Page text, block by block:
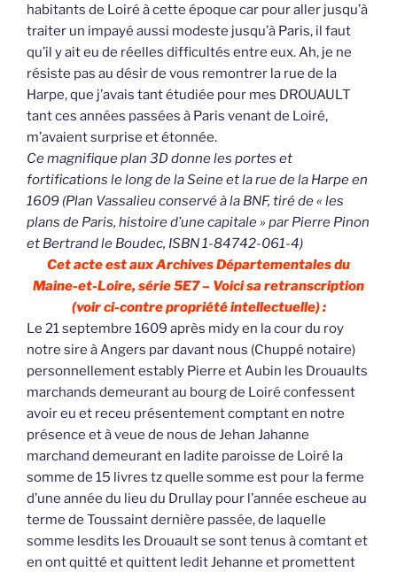
habitants de Loiré à cette époque car pour aller jusqu’à
traiter un impayé aussi modeste jusqu’à Paris, il faut
qu’il y ait eu de réelles difficultés entre eux. Ah, je ne
résiste pas au désir de vous remontrer la rue de la
Harpe, que j’avais tant étudiée pour mes DROUAULT
tant ces années passées à Paris venant de Loiré,
m’avaient surprise et étonnée.
Ce magnifique plan 3D donne les portes et
fortifications le long de la Seine et la rue de la Harpe en
1609 (Plan Vassalieu conservé à la BNF, tiré de « les
plans de Paris, histoire d’une capitale » par Pierre Pinon
et Bertrand le Boudec, ISBN 1-84742-061-4)
Cet acte est aux Archives Départementales du
Maine-et-Loire, série 5E7 – Voici sa retranscription
(voir ci-contre propriété intellectuelle) :
Le 21 septembre 1609 après midy en la cour du roy
notre sire à Angers par davant nous (Chuppé notaire)
personnellement estably Pierre et Aubin les Drouaults
marchands demeurant au bourg de Loiré confessent
avoir eu et receu présentement comptant en notre
présence et à veue de nous de Jehan Jahanne
marchand demeurant en ladite paroisse de Loiré la
somme de 15 livres tz quelle somme est pour la ferme
d’une année du lieu du Drullay pour l’année escheue au
terme de Toussaint dernière passée, de laquelle
somme lesdits les Drouault se sont tenus à comtant et
en ont quitté et quittent ledit Jehanne et promettent